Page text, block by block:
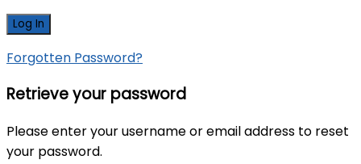
Forgotten Password?
Retrieve your password
Please enter your username or email address to reset
your password.